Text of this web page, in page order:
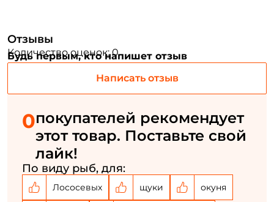
Отзывы
Количество оценок: 0
Будь первым, кто напишет отзыв
Написать отзыв
0покупателей рекомендует
этот товар. Поставьте свой
лайк!
По виду рыб, для:
Лососевых щуки окуня
Придумайте пароль: *
Повторите пароль: *
Заполняя данную форму вы соглашаетесь на обработку
персональных данных
Создать аккаунт